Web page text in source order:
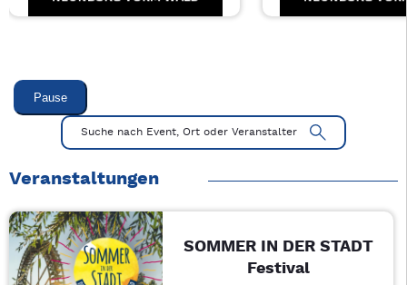
Pause
Veranstaltung 1 von 1: Tom & Basti – 3/1
Mit Tab zu den Steuerelementen wechseln. Mit Pfeiltasten
Suche nach Event, Ort oder Veranstalter
Veranstaltungen
SOMMER IN DER STADT
Festival